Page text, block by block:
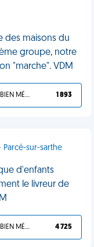
des maisons du
groupe, notre
"marche". VDM
TU L'AS BIEN MÉRITÉ 1 893
Parcé-sur-sarthe
d'enfants
le livreur de
TU L'AS BIEN MÉRITÉ 4 725